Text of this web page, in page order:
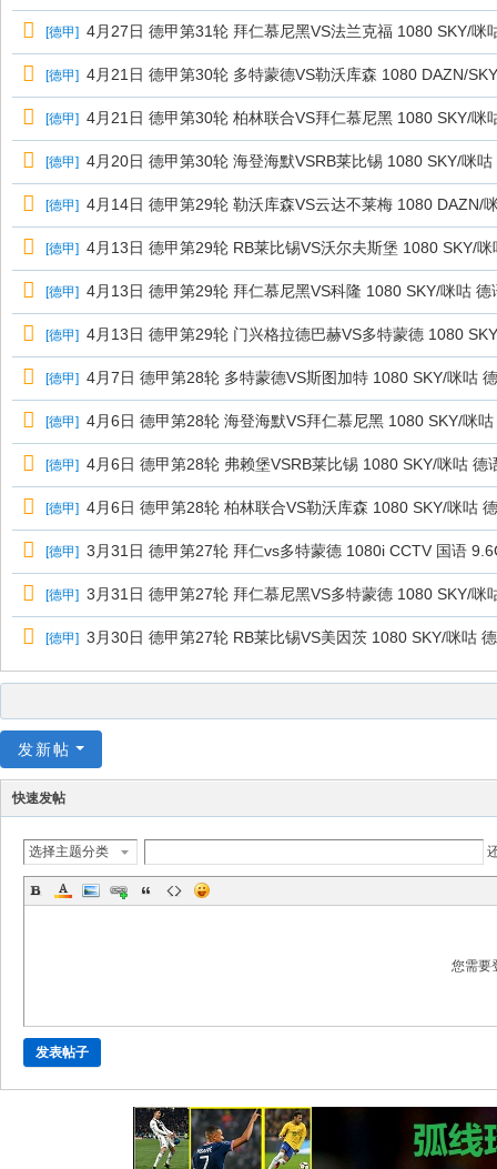
[德甲] 4月27日 德甲第31轮 拜仁慕尼黑VS法兰克福 1080 SKY/咪
[德甲] 4月21日 德甲第30轮 多特蒙德VS勒沃库森 1080 DAZN/
[德甲] 4月21日 德甲第30轮 柏林联合VS拜仁慕尼黑 1080 SKY/咪
[德甲] 4月20日 德甲第30轮 海登海默VSRB莱比锡 1080 SKY/咪咕
[德甲] 4月14日 德甲第29轮 勒沃库森VS云达不莱梅 1080 DAZN/
[德甲] 4月13日 德甲第29轮 RB莱比锡VS沃尔夫斯堡 1080 SKY/
[德甲] 4月13日 德甲第29轮 拜仁慕尼黑VS科隆 1080 SKY/咪咕 德
[德甲] 4月13日 德甲第29轮 门兴格拉德巴赫VS多特蒙德 1080
[德甲] 4月7日 德甲第28轮 多特蒙德VS斯图加特 1080 SKY/咪咕
[德甲] 4月6日 德甲第28轮 海登海默VS拜仁慕尼黑 1080 SKY/咪
[德甲] 4月6日 德甲第28轮 弗赖堡VSRB莱比锡 1080 SKY/咪咕 德
[德甲] 4月6日 德甲第28轮 柏林联合VS勒沃库森 1080 SKY/咪咕
[德甲] 3月31日 德甲第27轮 拜仁vs多特蒙德 1080i CCTV 国语
[德甲] 3月31日 德甲第27轮 拜仁慕尼黑VS多特蒙德 1080 SKY/咪
[德甲] 3月30日 德甲第27轮 RB莱比锡VS美因茨 1080 SKY/咪咕
发新帖
快速发帖
选择主题分类
您需要
发表帖子